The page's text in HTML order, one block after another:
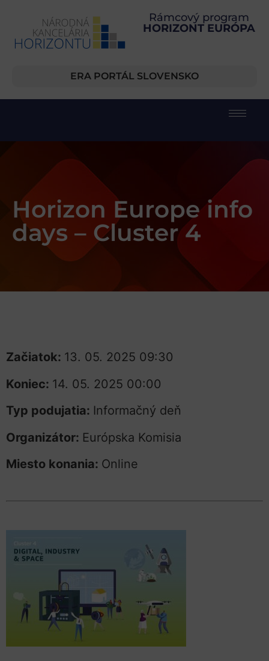
Rámcový program
HORIZONT EURÓPA
ERA PORTÁL SLOVENSKO
Horizon Europe info
days – Cluster 4
Začiatok: 13. 05. 2025 09:30
Koniec: 14. 05. 2025 00:00
Typ podujatia: Informačný deň
Organizátor: Európska Komisia
Miesto konania: Online